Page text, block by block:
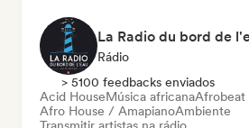
Rádio
> 5100 feedbacks enviados
Acid HouseMúsica africana
Afro House / AmapianoAmbiente